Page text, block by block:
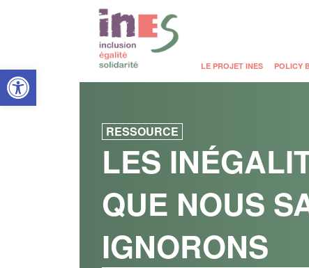
Open toolbar LE PROJET INES POLICY
RESSOURCE
LES
QUE NOUS
IGNORONS